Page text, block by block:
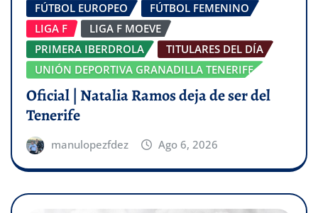
FÚTBOL EUROPEO
FÚTBOL FEMENINO
LIGA F
LIGA F MOEVE
PRIMERA IBERDROLA
TITULARES DEL DÍA
UNIÓN DEPORTIVA GRANADILLA TENERIFE
Oficial | Natalia Ramos deja de ser del
Tenerife
manulopezfdez Ago 6, 2026